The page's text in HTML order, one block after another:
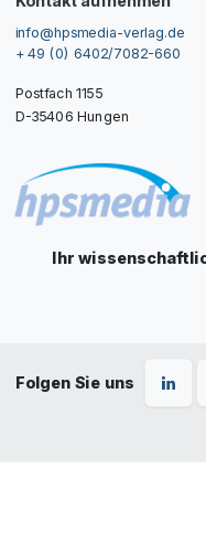
info@hpsmedia-verlag.de
+ 49 (0) 6402/7082-660
Postfach 1155
D-35406 Hungen
Ihr
Folgen Sie uns